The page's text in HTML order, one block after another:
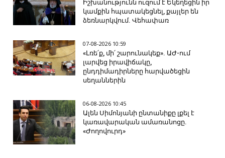
Իշխանությունն ուզում է Եկեղեցին իր
կամքին հպատակեցնել, քայլեր են
ձեռնարկվում. Վեհափառ
07-08-2026 10:59
«Լռե՛ք, մի՛ շարունակեք». ԱԺ-ում
լարվեց իրավիճակը,
ընդդիմադիրները հարվածեցին
սեղաններին
06-08-2026 10:45
Ալեն Սիմոնյանի ընտանիքը լքել է
կառավարական ամառանոցը.
«Ժողովուրդ»